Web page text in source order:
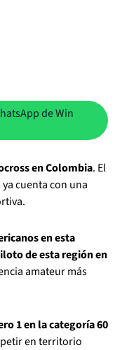
de Win
en Colombia. El
cuenta con una
en esta
de esta región en
amateur más
1 en la categoría 60
en territorio